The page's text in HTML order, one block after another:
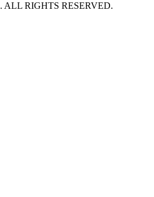
ALL RIGHTS RESERVED.